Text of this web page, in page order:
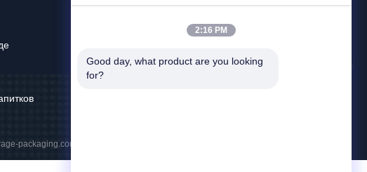
Guandongstreet No.666, зона Чэнду
торговли Китая (Сычуань) пилотная
packaging.com . Все права защищены.
2:16 PM
Good day, what product are you looking
for?